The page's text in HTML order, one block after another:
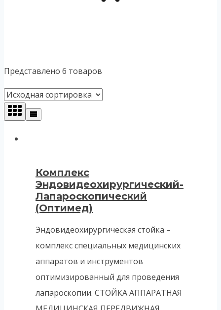
Представлено 6 товаров
Комплекс
Эндовидеохирургический-
Лапароскопический
(Оптимед)
Эндовидеохирургическая стойка –
комплекс специальных медицинских
аппаратов и инструментов
оптимизированный для проведения
лапароскопии. СТОЙКА АППАРАТНАЯ